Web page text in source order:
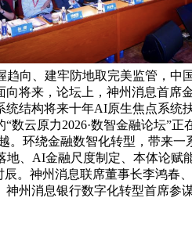
向、建牢防地取完美监管，
将来，论坛上，神州消息首
结构将来十年AI原生焦点系
云原力2026·数智金融论坛”
。环绕金融数智化转型，带来
、AI金融尺度制定、本体论
。神州消息联席董事长李鸿
州消息银行数字化转型首席